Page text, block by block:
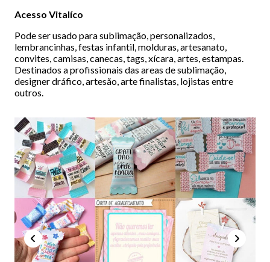
Acesso Vitalíco
Pode ser usado para sublimação, personalizados,
lembrancinhas, festas infantil, molduras, artesanato,
convites, camisas, canecas, tags, xícara, artes, estampas.
Destinados a profissionais das areas de sublimação,
designer dráfico, artesão, arte finalistas, lojistas entre
outros.